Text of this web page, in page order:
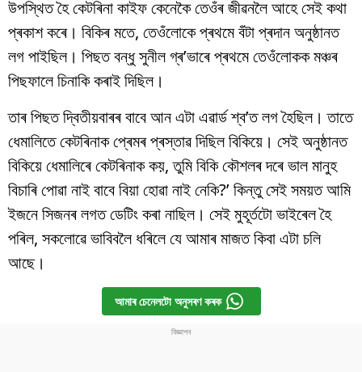
উপস্থিত হৈ কেটৰিনা কাইফ কেনেকৈ তেওঁৰ জীৱনলৈ আহে সেই কথা
প্ৰকাশ কৰে। বিকিৰ মতে, তেওঁলোকে প্ৰথমে বঁটা প্ৰদান অনুষ্ঠানত
লগ পাইছিল। পিছত বন্ধু সুনীল গ্ৰ’ভাৰে প্ৰথমে তেওঁলোকক মঞ্চৰ
পিছফালে চিনাকি কৰাই দিছিল।
তাৰ পিছত দ্বিতীয়বাৰৰ বাবে আন এটা এৱাৰ্ড শ্ব’ত লগ হৈছিল। তাতে
ধেমালিতে কেটৰিনাক প্ৰেমৰ প্ৰস্তাৱ দিছিল বিকিয়ে। সেই অনুষ্ঠানত
বিকিয়ে ধেমালিৰে কেটৰিনাক কয়, তুমি বিকি কৌশলৰ দৰে ভাল মানুহ
বিচাৰি পোৱা নাই বাবে বিয়া হোৱা নাই নেকি?’ কিন্তু সেই সময়ত আমি
ইজনে সিজনৰ লগত ডেটিং কৰা নাছিল। সেই মুহূৰ্তটো ভাইৰেল হৈ
পৰিল, সকলোৱে ভাবিবলৈ ধৰিলে যে আমাৰ মাজত কিবা এটা চলি
আছে।
আমাৰ চেনেলটো অনুসৰণ কৰক